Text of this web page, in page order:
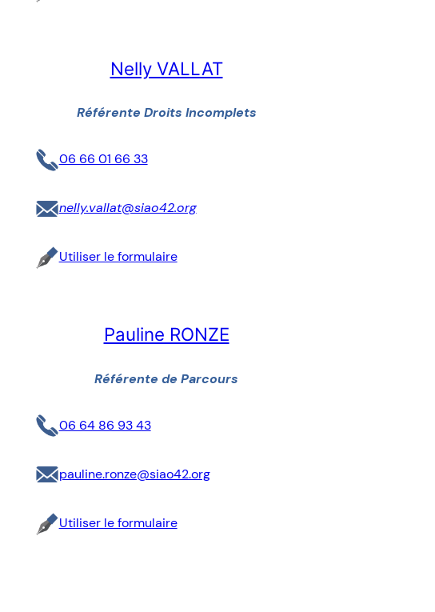
Nelly VALLAT
Référente Droits Incomplets
06 66 01 66 33
nelly.vallat@siao42.org
Utiliser le formulaire
Pauline RONZE
Référente de Parcours
06 64 86 93 43
pauline.ronze@siao42.org
Utiliser le formulaire